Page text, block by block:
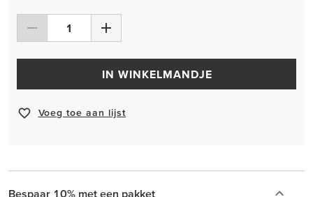
IN WINKELMANDJE
Voeg toe aan lijst
Bespaar 10% met een pakket